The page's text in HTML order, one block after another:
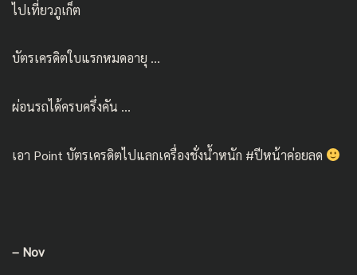
ไปเที่ยวภูเก็ต
บัตรเครดิตใบแรกหมดอายุ …
ผ่อนรถได้ครบครึ่งคัน …
เอา Point บัตรเครดิตไปแลกเครื่องชั่งน้ำหนัก #ปีหน้าค่อยลด
– Nov